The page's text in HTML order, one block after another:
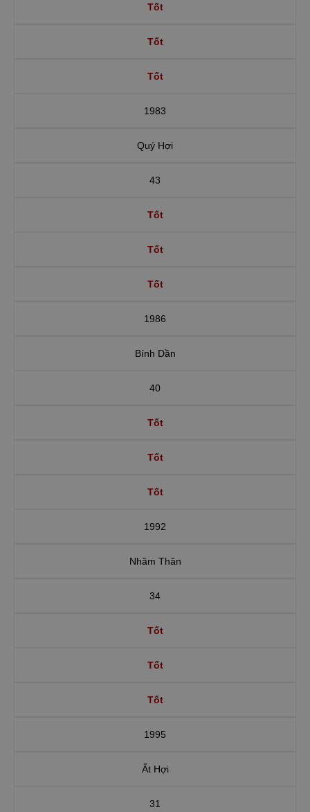
Tốt
Tốt
Tốt
1983
Quý Hợi
43
Tốt
Tốt
Tốt
1986
Bính Dần
40
Tốt
Tốt
Tốt
1992
Nhâm Thân
34
Tốt
Tốt
Tốt
1995
Ất Hợi
31